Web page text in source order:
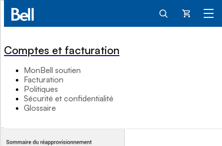
Panier
Comptes et facturation
MonBell soutien
Facturation
Politiques
Sécurité et confidentialité
Glossaire